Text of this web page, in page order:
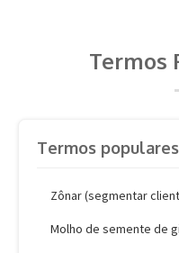
Termos
Termos populares
Zônar (segmentar
Molho de semente de